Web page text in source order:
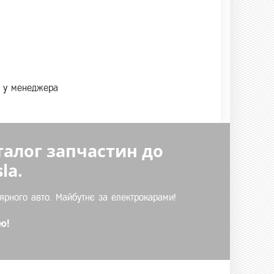
у менеджера
запчастин до
авто. Майбутнє за електрокарами!